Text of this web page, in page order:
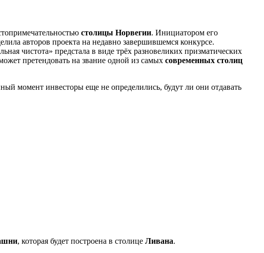
столицы Норвегии. Инициатором его
авторов проекта на недавно завершившемся конкурсе.
чистота» предстала в виде трёх разновеликих призматических
претендовать на звание одной из самых современных столиц
момент инвесторы еще не определились, будут ли они отдавать
, которая будет построена в столице Ливана.